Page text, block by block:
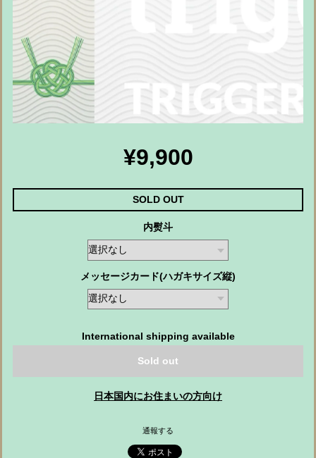
¥9,900
SOLD OUT
内熨斗
メッセージカード(ハガキサイズ縦)
International shipping available
Sold out
日本国内にお住まいの方向け
通報する